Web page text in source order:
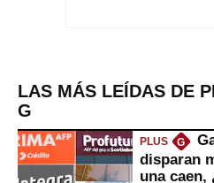
LAS MÁS LEÍDAS DE
G
PLUS G
disparan
una caen,